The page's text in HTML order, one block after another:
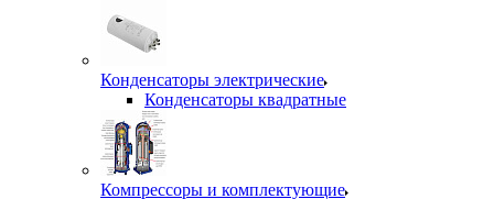
Конденсаторы электрические
Конденсаторы квадратные
Компрессоры и комплектующие